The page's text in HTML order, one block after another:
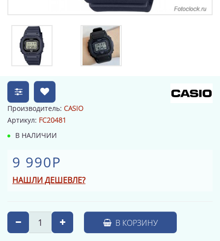
Производитель: CASIO
Артикул: FC20481
В НАЛИЧИИ
9 990Р
НАШЛИ ДЕШЕВЛЕ?
В КОРЗИНУ